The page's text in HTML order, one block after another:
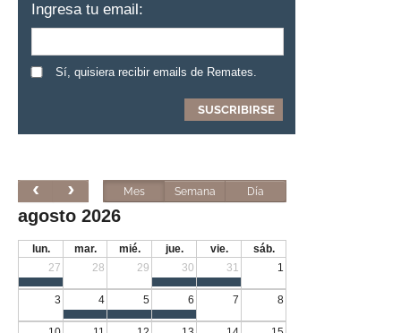
Ingresa tu email:
Sí, quisiera recibir emails de Remates.
Mes Semana Día
agosto 2026
lun. mar. mié. jue. vie.
sáb.
27
28 29 30 31 1
3 4 5 6 7 8